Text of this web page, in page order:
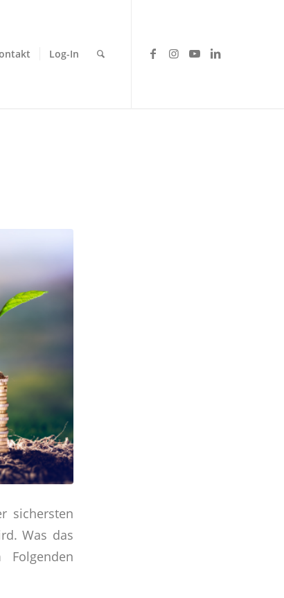
Log-In
sichersten
Was das